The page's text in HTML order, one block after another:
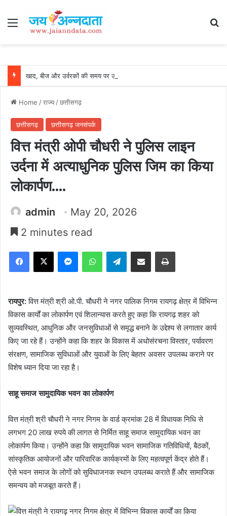
Menu
Home /राज्य/छत्तीसगढ़
छत्तीसगढ़ छत्तीसगढ़ जनसंपर्क
वित्त मंत्री ओपी चौधरी ने पुलिस लाइन
उर्दना में अत्याधुनिक पुलिस जिम का किया
लोकार्पण….
admin
May 20, 2026
2 minutes read
Facebook
X MessengerWhatsAppTelegramShare via Email Print
रायपुर:वित्त मंत्री श्री ओ.पी. चौधरी ने नगर पालिक निगम रायगढ़ क्षेत्र में विभिन्न
विकास कार्यों का लोकार्पण एवं शिलान्यास करते हुए कहा कि रायगढ़ शहर को
सुव्यवस्थित, आधुनिक और जनसुविधाओं से समृद्ध बनाने के उद्देश्य से लगातार कार्य
किए जा रहे हैं। उन्होंने कहा कि शहर के विकास में अधोसंरचना विस्तार, पर्यावरण
संरक्षण, सामाजिक सुविधाओं और युवाओं के लिए बेहतर अवसर उपलब्ध कराने पर
विशेष ध्यान दिया जा रहा है।
साहू समाज सामुदायिक भवन का लोकार्पण
वित्त मंत्री श्री चौधरी ने नगर निगम के वार्ड क्रमांक 28 में विधायक निधि से
लगभग 20 लाख रुपये की लागत से निर्मित साहू समाज सामुदायिक भवन का
लोकार्पण किया। उन्होंने कहा कि सामुदायिक भवन सामाजिक गतिविधियों, बैठकों,
सांस्कृतिक आयोजनों और पारिवारिक कार्यक्रमों के लिए महत्वपूर्ण केंद्र होते हैं।
ऐसे भवन समाज के लोगों को सुविधाजनक स्थान उपलब्ध कराते हैं और सामाजिक
समन्वय को मजबूत करते हैं।